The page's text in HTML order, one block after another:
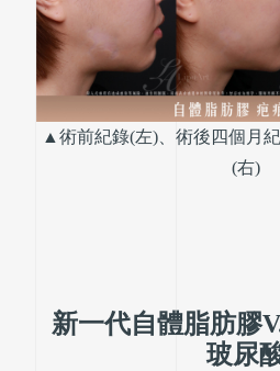
▲術前紀錄(左)、術後四個月
(右)
新一代自體脂肪膠
玻尿